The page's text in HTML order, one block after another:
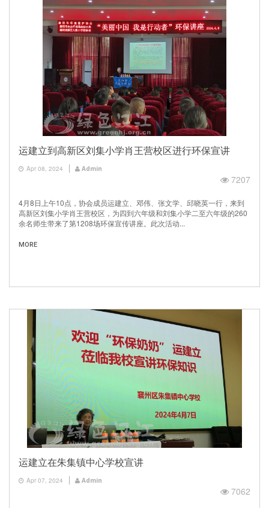
运建立到高新区刘集小学肖王营校区进行环保宣讲
Apr 08, 2024 Admin
7207
4月8日上午10点，协会成员运建立、邓伟、张文学、邱晓英一行，来到
高新区刘集小学肖王营校区，为四到六年级和刘集小学二至六年级的260
余名师生带来了第1208场环保宣传讲座。此次活动...
MORE
运建立在朱集镇中心学校宣讲
Apr 07, 2024 Admin
7062